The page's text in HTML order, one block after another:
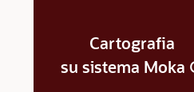
Cartografia
su sistema Moka